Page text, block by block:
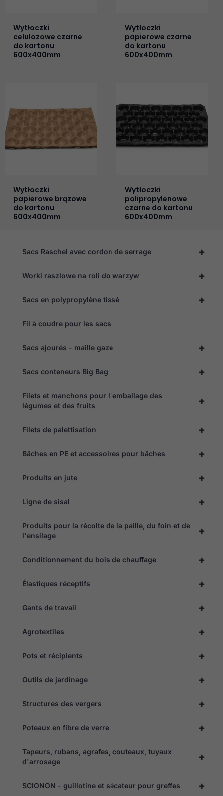
+
Sacs Raschel avec cordon de serrage
+
Worki raszlowe na roli do warzyw
+
Sacs en polypropylène tissé
Fil à coudre pour les sacs
+
Sacs ajourés - maille gaze
+
Sacs conteneurs Big Bag
+
Filets et manchons pour l'emballage des
légumes et des fruits
+
Filets de palettisation
+
Bâches en PE et accessoires pour bâches
+
Produits en jute
+
Ligne de sisal
+
Produits pour la récolte de la paille, du foin et de
l'ensilage
+
Conditionnement du bois de chauffage
+
Élastiques réceptifs
+
Gants de travail
+
Agrotextiles
+
Pots et récipients
+
Outils de jardinage
+
Structures des vergers
+
Poteaux en fibre de verre
+
Tapeurs, rubans, agrafes, couteaux, tuyaux
d'arrosage
+
SCIONON - guillotine et sécateur pour greffes
Wytłoczki
celulozowe czarne
do kartonu
600x400mm
Wytłoczki
papierowe czarne
do kartonu
600x400mm
Wytłoczki
papierowe brązowe
do kartonu
600x400mm
Wytłoczki
polipropylenowe
czarne do kartonu
600x400mm
facultatifs. Ils
Statistiques
Pour nous
la
fonctionnalité
disparaîtront
Marketing